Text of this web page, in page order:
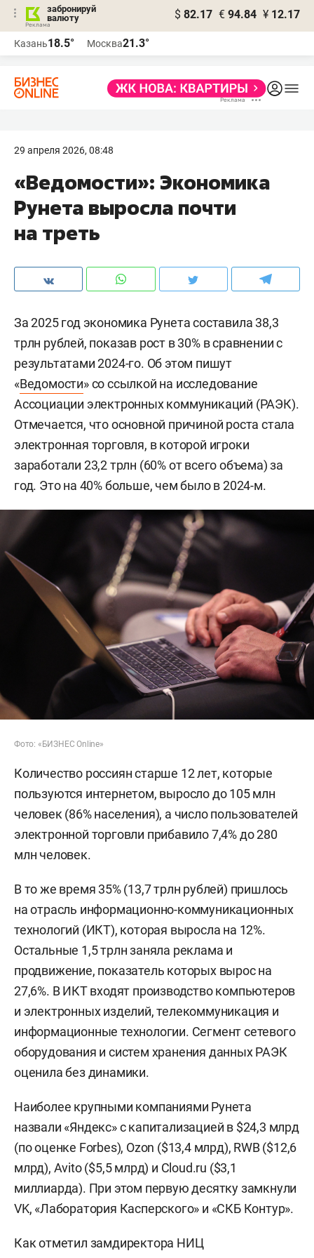
забронируй
валюту
$ 82.17 € 94.84 ¥ 12.17
Казань18.5° Москва21.3°
29 апреля 2026, 08:48
«Ведомости»: Экономика
Рунета выросла почти
на треть
За 2025 год экономика Рунета составила 38,3
трлн рублей, показав рост в 30% в сравнении с
результатами 2024-го. Об этом пишут
«Ведомости» со ссылкой на исследование
Ассоциации электронных коммуникаций (РАЭК).
Отмечается, что основной причиной роста стала
электронная торговля, в которой игроки
заработали 23,2 трлн (60% от всего объема) за
год. Это на 40% больше, чем было в 2024-м.
Фото: «БИЗНЕС Online»
Количество россиян старше 12 лет, которые
пользуются интернетом, выросло до 105 млн
человек (86% населения), а число пользователей
электронной торговли прибавило 7,4% до 280
млн человек.
В то же время 35% (13,7 трлн рублей) пришлось
на отрасль информационно-коммуникационных
технологий (ИКТ), которая выросла на 12%.
Остальные 1,5 трлн заняла реклама и
продвижение, показатель которых вырос на
27,6%. В ИКТ входят производство компьютеров
и электронных изделий, телекоммуникация и
информационные технологии. Сегмент сетевого
оборудования и систем хранения данных РАЭК
оценила без динамики.
Наиболее крупными компаниями Рунета
назвали «Яндекс» с капитализацией в $24,3 млрд
(по оценке Forbes), Ozon ($13,4 млрд), RWB ($12,6
млрд), Avito ($5,5 млрд) и Cloud.ru ($3,1
миллиарда). При этом первую десятку замкнули
VK, «Лаборатория Касперского» и «СКБ Контур».
Как отметил замдиректора НИЦ